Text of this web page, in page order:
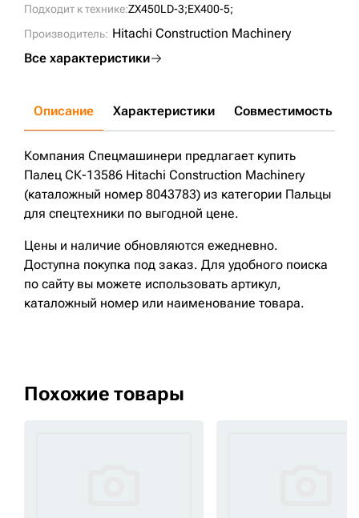
Подходит к технике:ZX450LD-3;EX400-5;
Производитель: Hitachi Construction Machinery
Все характеристики
Описание Характеристики Совместимость
Компания Спецмашинери предлагает купить
Палец СК-13586 Hitachi Construction Machinery
(каталожный номер 8043783) из категории Пальцы
для спецтехники по выгодной цене.
Цены и наличие обновляются ежедневно.
Доступна покупка под заказ. Для удобного поиска
по сайту вы можете использовать артикул,
каталожный номер или наименование товара.
Похожие товары